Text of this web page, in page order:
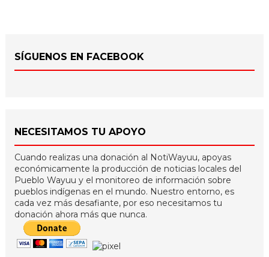
SÍGUENOS EN FACEBOOK
NECESITAMOS TU APOYO
Cuando realizas una donación al NotiWayuu, apoyas
económicamente la producción de noticias locales del
Pueblo Wayuu y el monitoreo de información sobre
pueblos indígenas en el mundo. Nuestro entorno, es
cada vez más desafiante, por eso necesitamos tu
donación ahora más que nunca.